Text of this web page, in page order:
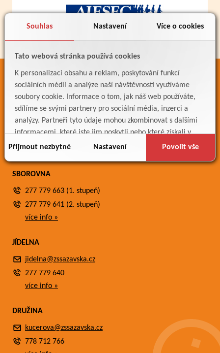
Souhlas Nastavení Více o cookies
Tato webová stránka používá cookies
K personalizaci obsahu a reklam, poskytování funkcí
sociálních médií a analýze naší návštěvnosti využíváme
soubory cookie. Informace o tom, jak náš web používáte,
sdílíme se svými partnery pro sociální média, inzerci a
analýzy. Partneři tyto údaje mohou zkombinovat s dalšími
informacemi, které jste jim poskytli nebo které získali v
důsledku toho, že používáte jejich služby.
Přijmout nezbytné Nastavení Povolit vše
ODKAZY
Bakaláři
Jídelníček
Meteostanice
Fotogalerie
Kontakty
SBOROVNA
277 779 663 (1. stupeň)
277 779 641 (2. stupeň)
více info »
JÍDELNA
jidelna@zssazavska.cz
277 779 640
více info »
DRUŽINA
kucerova@zssazavska.cz
778 712 766